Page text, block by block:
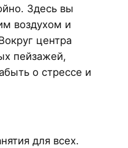
Здесь вы
воздухом и
центра
пейзажей,
о стрессе и
для всех.